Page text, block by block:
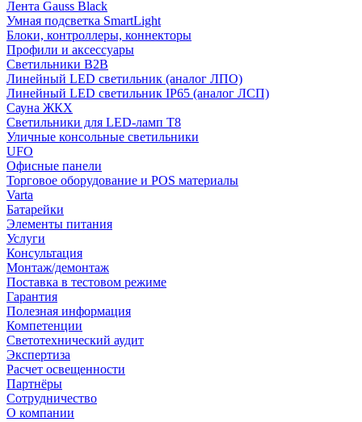
Лента Gauss Black
Умная подсветка SmartLight
Блоки, контроллеры, коннекторы
Профили и аксессуары
Светильники B2B
Линейный LED светильник (аналог ЛПО)
Линейный LED светильник IP65 (аналог ЛСП)
Сауна ЖКХ
Светильники для LED-ламп T8
Уличные консольные светильники
UFO
Офисные панели
Торговое оборудование и POS материалы
Varta
Батарейки
Элементы питания
Услуги
Консультация
Монтаж/демонтаж
Поставка в тестовом режиме
Гарантия
Полезная информация
Компетенции
Светотехнический аудит
Экспертиза
Расчет освещенности
Партнёры
Cотрудничество
О компании